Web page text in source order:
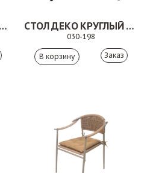
СТОЛ ДЕКО КВАДРАТНЫЙ КОРИЧНЕВЫЙ СТОЛ ДЕКО КРУГЛЫЙ КОРИЧНЕВЫЙ
030-198
Заказ